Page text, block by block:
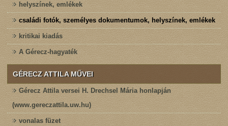
helyszínek, emlékek
családi fotók, személyes dokumentumok, helyszínek, emlékek
kritikai kiadás
A Gérecz-hagyaték
GÉRECZ ATTILA MŰVEI
Gérecz Attila versei H. Drechsel Mária honlapján
(www.gereczattila.uw.hu)
vonalas füzet